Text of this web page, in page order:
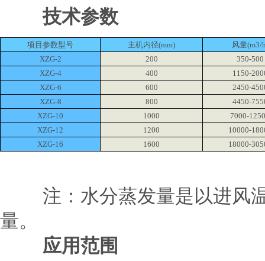
技术参数
项目参数型号 主机内径(mm)
风量(m3/
XZG-2
200
350-500
XZG-4
400
1150-
XZG-6
600
2450-
XZG-8
800
4450-
XZG-10
1000
7000-
XZG-12
1200
10000-
XZG-16
1600 18000-
注：水分蒸发量是以进风温
量。
应用范围